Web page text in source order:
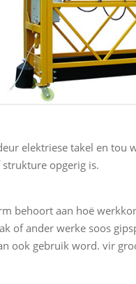
elektriese takel en tou
opgerig is.
behoort aan hoë
of ander werke soos
ook gebruik word. vir